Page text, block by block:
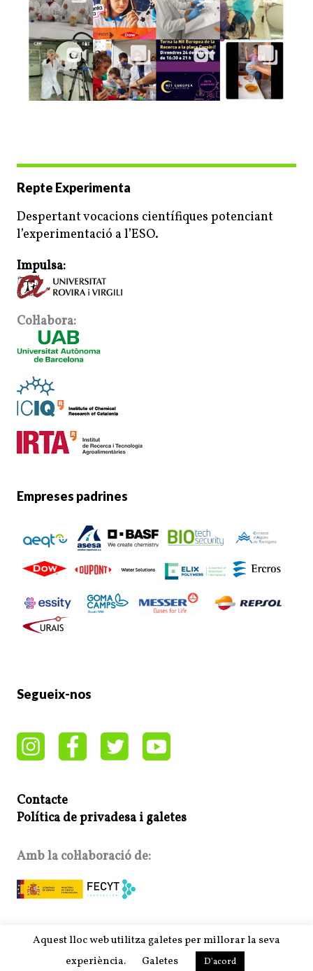
Repte Experimenta
Despertant vocacions científiques potenciant
l’experimentació a l’ESO.
Impulsa:
Col·labora:
Empreses padrines
Segueix-nos
Contacte
Política de privadesa i galetes
Amb la col·laboració de:
Copyright © 2026 | MH Purity WordPress Theme byMH
Aquest lloc web utilitza galetes per millorar la seva
experiència.
Galetes D'acord